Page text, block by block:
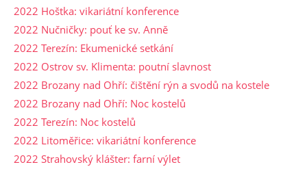
2022 Hoštka: vikariátní konference
2022 Nučničky: pouť ke sv. Anně
2022 Terezín: Ekumenické setkání
2022 Ostrov sv. Klimenta: poutní slavnost
2022 Brozany nad Ohří: čištění rýn a svodů na kostele
2022 Brozany nad Ohří: Noc kostelů
2022 Terezín: Noc kostelů
2022 Litoměřice: vikariátní konference
2022 Strahovský klášter: farní výlet